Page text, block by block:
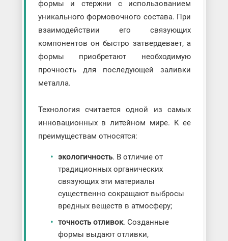
формы и стержни с использованием
уникального формовочного состава. При
взаимодействии его связующих
компонентов он быстро затвердевает, а
формы приобретают необходимую
прочность для последующей заливки
металла.
Технология считается одной из самых
инновационных в литейном мире. К ее
преимуществам относятся:
экологичность. В отличие от
традиционных органических
связующих эти материалы
существенно сокращают выбросы
вредных веществ в атмосферу;
точность отливок. Созданные
формы выдают отливки,